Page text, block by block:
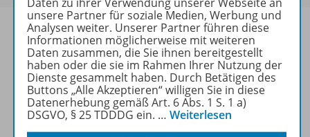
Informationen
Beschreibung
unsere Partner für soziale Medien, Werbung und
Analysen weiter. Unserer Partner führen diese
Informationen möglicherweise mit weiteren
Daten zusammen, die Sie ihnen bereitgestellt
haben oder die sie im Rahmen Ihrer Nutzung der
Dienste gesammelt haben. Durch Betätigen des
Buttons „Alle Akzeptieren“ willigen Sie in diese
Datenerhebung gemäß Art. 6 Abs. 1 S. 1 a)
DSGVO, § 25 TDDDG ein. … Weiterlesen